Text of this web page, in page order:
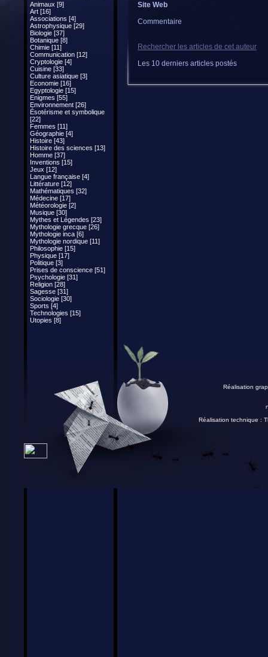
Animaux [9]
Art [16]
Associations [4]
Astrophysique [29]
Biologie [37]
Botanique [8]
Chimie [11]
Communication [12]
Cryptologie [4]
Cuisine [33]
Culture asiatique [3]
Economie [16]
Egyptologie [15]
Enigmes [55]
Environnement [26]
Ésotérisme et symbolique
[22]
Femmes [11]
Géographie [4]
Histoire [43]
Histoire des sciences [13]
Homme [37]
Inventions [15]
Jeux [12]
Langue française [4]
Littérature [12]
Mathématiques [32]
Médecine [17]
Météorologie [2]
Musique [30]
Mythes et Légendes [23]
Mythologie grecque [26]
Mythologie inca [6]
Mythologie nordique [11]
Philosophie [15]
Physique [17]
Politique [3]
Prises de conscience [51]
Psychologie [31]
Religion [28]
Sagesse [31]
Sociologie [30]
Sports [4]
Technologies [15]
Utopies [8]
Site Web
Commentaire
Rechercher les articles de cet auteur
Les 10 derniers articles postés
Réalisation
Réalisation technique :